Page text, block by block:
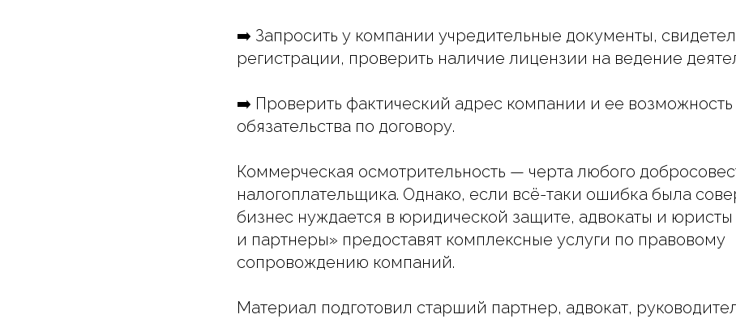
➡️ Запросить у компании учредительные документы,
регистрации, проверить наличие лицензии на ведение
➡️ Проверить фактический адрес компании и ее возможность
обязательства по договору.
Коммерческая осмотрительность — черта любого
налогоплательщика. Однако, если всё-таки ошибка была
бизнес нуждается в юридической защите, адвокаты и
и партнеры» предоставят комплексные услуги по правовому
сопровождению компаний.
Материал подготовил старший партнер, адвокат,